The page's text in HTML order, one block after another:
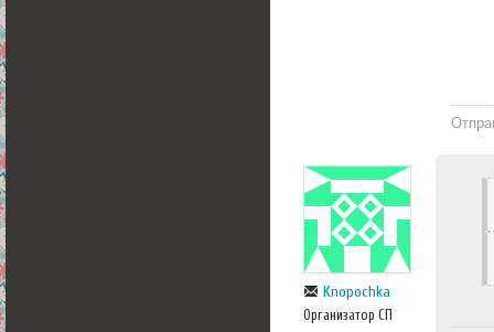
Knopochka
Организатор СП